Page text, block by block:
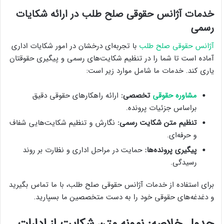
خدمات آژانس حقوقی صلح طلب در ارائه شکایات
رسمی
آژانس حقوقی صلح طلب با تجربه‌ای درخشان در امور شکایات اداری
آماده است تا شما را در تنظیم شکایت‌های رسمی و پیگیری حقوقتان
یاری کند. خدمات ما شامل موارد زیر است:
مشاوره حقوقی تخصصی: ارائه راهکارهای حقوقی دقیق
براساس جزئیات پرونده.
تنظیم متن شکایت رسمی: نگارش و تنظیم شکایت‌هایی شفاف
و حرفه‌ای.
پیگیری پرونده‌ها: حمایت در مراحل اداری و نظارت بر روند
رسیدگی.
برای استفاده از خدمات آژانس حقوقی صلح طلب، با ما تماس بگیرید
و دغدغه‌های حقوقی خود را به دست متخصصین ما بسپارید.